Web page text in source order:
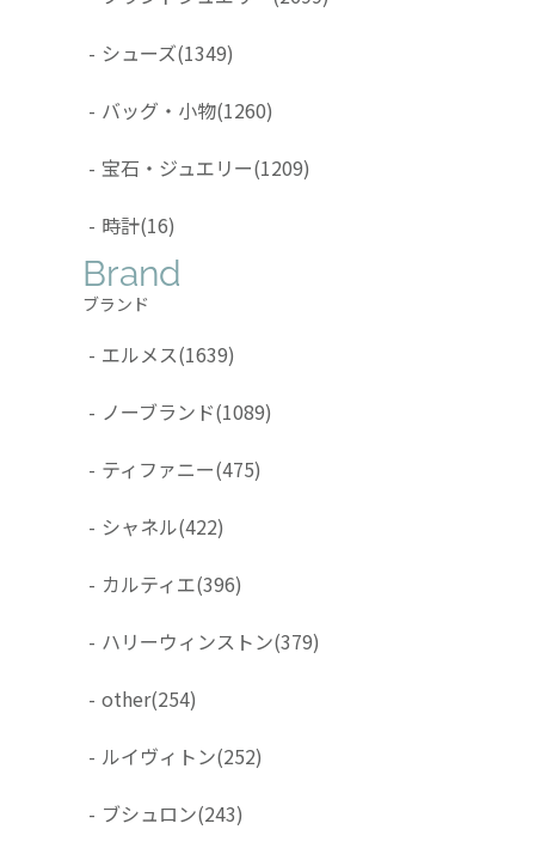
- シューズ(1349)
- バッグ・小物(1260)
- 宝石・ジュエリー(1209)
- 時計(16)
Brand
ブランド
- エルメス(1639)
- ノーブランド(1089)
- ティファニー(475)
- シャネル(422)
- カルティエ(396)
- ハリーウィンストン(379)
- other(254)
- ルイヴィトン(252)
- ブシュロン(243)